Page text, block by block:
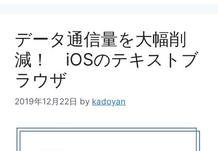
データ通信量を大幅削
減！ iOSのテキストブ
ラウザ
2019年12月22日 by kadoyan